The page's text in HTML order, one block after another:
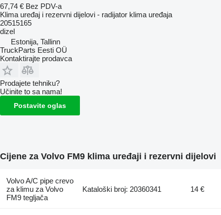
67,74 € Bez PDV-a
Klima uređaj i rezervni dijelovi - radijator klima uređaja
20515165
dizel
Estonija, Tallinn
TruckParts Eesti OÜ
Kontaktirajte prodavca
Prodajete tehniku?
Učinite to sa nama!
Postavite oglas
Cijene za Volvo FM9 klima uređaji i rezervni dijelovi
Volvo A/C pipe crevo
za klimu za Volvo
FM9 tegljača
Kataloški broj: 20360341 14 €